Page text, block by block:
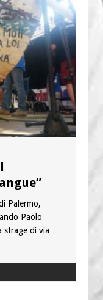
Palermo,
Paolo
strage di via